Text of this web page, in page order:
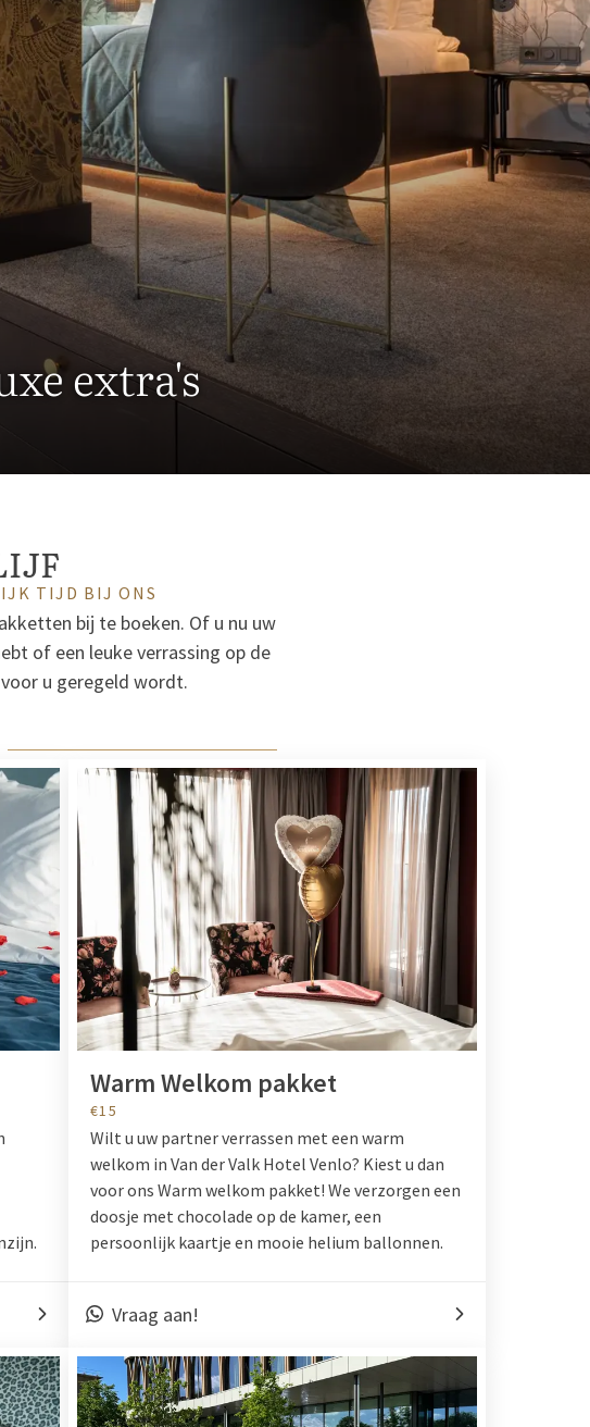
extra's
TIJD BIJ ONS
bij te boeken. Of u nu uw
of een leuke verrassing op de
u geregeld wordt.
Warm Welkom pakket
€15
Wilt u uw partner verrassen met een warm
welkom in Van der Valk Hotel Venlo? Kiest u dan
voor ons Warm welkom pakket! We verzorgen een
doosje met chocolade op de kamer, een
persoonlijk kaartje en mooie helium ballonnen.
Vraag aan!